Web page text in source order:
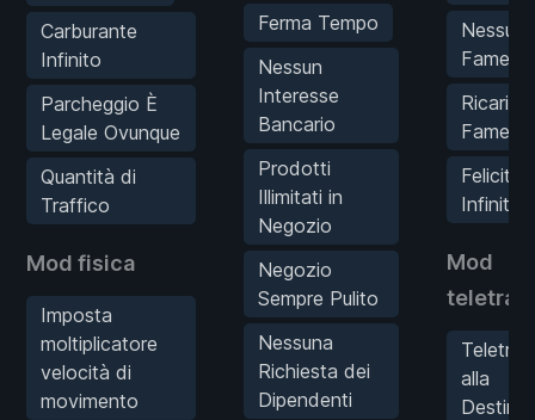
Carburante
Infinito
Parcheggio È
Legale Ovunque
Quantità di
Traffico
Mod fisica
Imposta
moltiplicatore
velocità di
movimento
Ferma Tempo
Nessun
Interesse
Bancario
Prodotti
Illimitati in
Negozio
Negozio
Sempre Pulito
Nessuna
Richiesta dei
Dipendenti
Nessuna
Fame
Ricarica
Fame
Felicità
Infinita
Mod
alla